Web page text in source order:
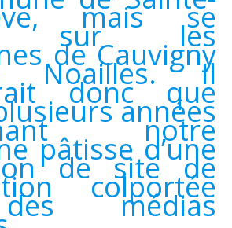
mais se
sur les
de Cauvigny
Il
donc que
années
notre
pâtisse d’une
de site de
colportée
médias